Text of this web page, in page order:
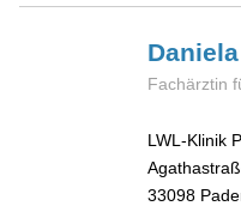
Daniela
Fachärztin
LWL-Klinik
33098